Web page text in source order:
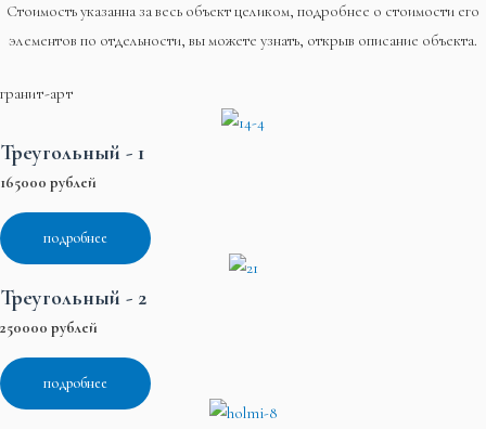
Стоимость указанна за весь объект целиком, подробнее о стоимости его
элементов по отдельности, вы можете узнать, открыв описание объекта.
гранит-арт
Треугольный - 1
165000 рублей
подробнее
Треугольный - 2
250000 рублей
подробнее